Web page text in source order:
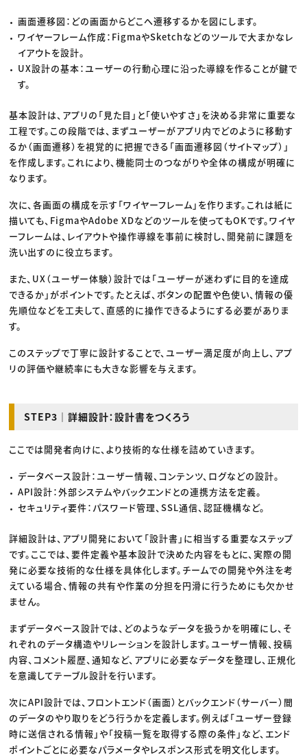
画面遷移図：どの画面からどこへ遷移するかを図にします。
ワイヤーフレーム作成：FigmaやSketchなどのツールで大まかなレ
イアウトを設計。
UX設計の基本：ユーザーの行動心理に沿った導線を作ることが鍵で
す。
基本設計は、アプリの「見た目」と「使いやすさ」を決める非常に重要な
工程です。この段階では、まずユーザーがアプリ内でどのように移動す
るか（画面遷移）を視覚的に把握できる「画面遷移図（サイトマップ）」
を作成します。これにより、機能同士のつながりや全体の構成が明確に
なります。
次に、各画面の構成を示す「ワイヤーフレーム」を作ります。これは紙に
描いても、FigmaやAdobe XDなどのツールを使ってもOKです。ワイヤ
ーフレームは、レイアウトや操作導線を事前に検討し、開発前に課題を
洗い出すのに役立ちます。
また、UX（ユーザー体験）設計では「ユーザーが迷わずに目的を達成
できるか」がポイントです。たとえば、ボタンの配置や色使い、情報の優
先順位などを工夫して、直感的に操作できるようにする必要がありま
す。
このステップで丁寧に設計することで、ユーザー満足度が向上し、アプ
リの評価や継続率にも大きな影響を与えます。
STEP3｜詳細設計：設計書をつくろう
ここでは開発者向けに、より技術的な仕様を詰めていきます。
データベース設計：ユーザー情報、コンテンツ、ログなどの設計。
API設計：外部システムやバックエンドとの連携方法を定義。
セキュリティ要件：パスワード管理、SSL通信、認証機構など。
詳細設計は、アプリ開発において「設計書」に相当する重要なステップ
です。ここでは、要件定義や基本設計で決めた内容をもとに、実際の開
発に必要な技術的な仕様を具体化します。チームでの開発や外注を考
えている場合、情報の共有や作業の分担を円滑に行うためにも欠かせ
ません。
まずデータベース設計では、どのようなデータを扱うかを明確にし、そ
れぞれのデータ構造やリレーションを設計します。ユーザー情報、投稿
内容、コメント履歴、通知など、アプリに必要なデータを整理し、正規化
を意識してテーブル設計を行います。
次にAPI設計では、フロントエンド（画面）とバックエンド（サーバー）間
のデータのやり取りをどう行うかを定義します。例えば「ユーザー登録
時に送信される情報」や「投稿一覧を取得する際の条件」など、エンド
ポイントごとに必要なパラメータやレスポンス形式を明文化します。